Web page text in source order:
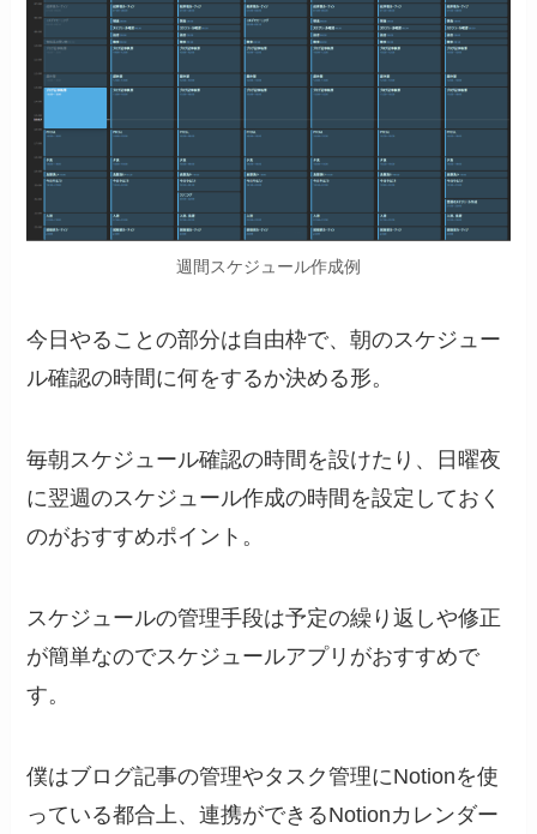
週間スケジュール作成例
今日やることの部分は自由枠で、朝のスケジュー
ル確認の時間に何をするか決める形。
毎朝スケジュール確認の時間を設けたり、日曜夜
に翌週のスケジュール作成の時間を設定しておく
のがおすすめポイント。
スケジュールの管理手段は予定の繰り返しや修正
が簡単なのでスケジュールアプリがおすすめで
す。
僕はブログ記事の管理やタスク管理にNotionを使
っている都合上、連携ができるNotionカレンダー